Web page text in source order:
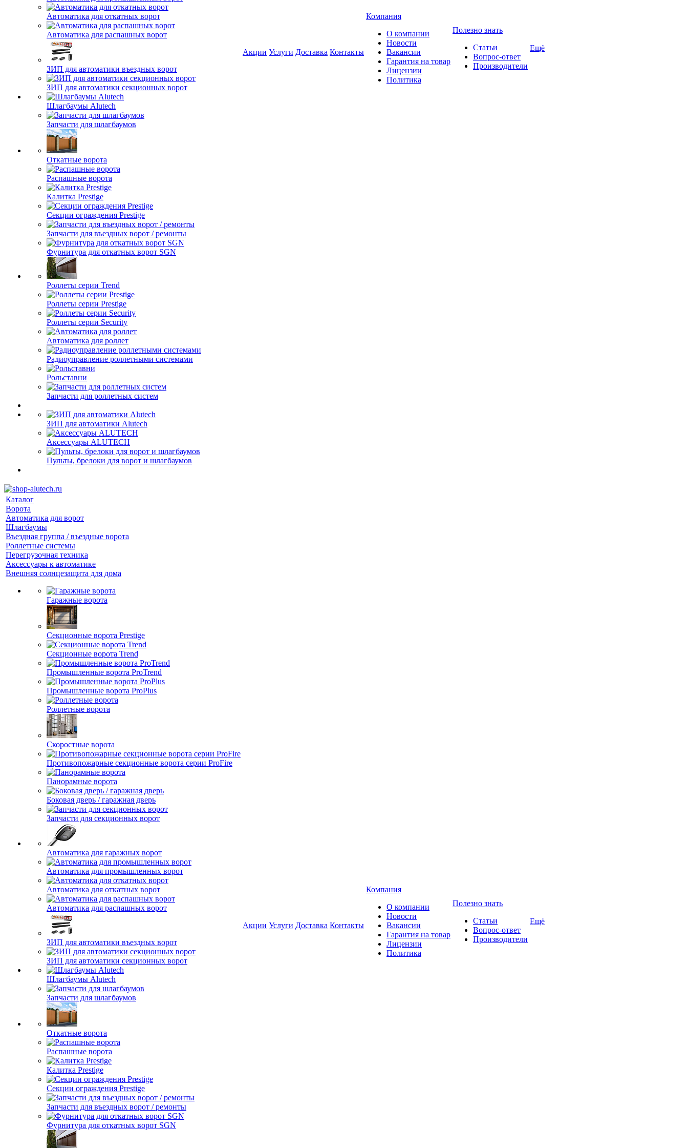
Автоматика для откатных ворот
Автоматика для распашных ворот
ЗИП для автоматики въездных ворот
ЗИП для автоматики секционных ворот
Шлагбаумы Alutech
Запчасти для шлагбаумов
Откатные ворота
Распашные ворота
Калитка Prestige
Секции ограждения Prestige
Запчасти для въездных ворот / ремонты
Фурнитура для откатных ворот SGN
Роллеты серии Trend
Роллеты серии Prestige
Роллеты серии Security
Автоматика для роллет
Радиоуправление роллетными системами
Рольставни
Запчасти для роллетных систем
ЗИП для автоматики Alutech
Аксессуары ALUTECH
Пульты, брелоки для ворот и шлагбаумов
Акции Услуги Доставка Контакты
Компания
О компании
Новости
Вакансии
Гарантия на товар
Лицензии
Политика
Полезно знать
Статьи
Вопрос-ответ
Производители
Ещё
Каталог
Ворота
Автоматика для ворот
Шлагбаумы
Въездная группа / въездные ворота
Роллетные системы
Перегрузочная техника
Аксессуары к автоматике
Внешняя солнцезащита для дома
Гаражные ворота
Секционные ворота Prestige
Секционные ворота Trend
Промышленные ворота ProTrend
Промышленные ворота ProPlus
Роллетные ворота
Скоростные ворота
Противопожарные секционные ворота серии ProFire
Панорамные ворота
Боковая дверь / гаражная дверь
Запчасти для секционных ворот
Автоматика для гаражных ворот
Автоматика для промышленных ворот
Автоматика для откатных ворот
Автоматика для распашных ворот
ЗИП для автоматики въездных ворот
ЗИП для автоматики секционных ворот
Шлагбаумы Alutech
Запчасти для шлагбаумов
Откатные ворота
Распашные ворота
Калитка Prestige
Секции ограждения Prestige
Запчасти для въездных ворот / ремонты
Фурнитура для откатных ворот SGN
Акции Услуги Доставка Контакты
Компания
О компании
Новости
Вакансии
Гарантия на товар
Лицензии
Политика
Полезно знать
Статьи
Вопрос-ответ
Производители
Ещё